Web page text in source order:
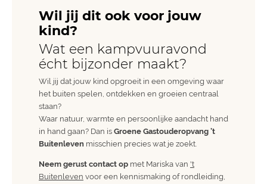
Wil jij dit ook voor jouw
kind?
Wat een kampvuuravond
écht bijzonder maakt?
Wil jij dat jouw kind opgroeit in een omgeving waar
het buiten spelen, ontdekken en groeien centraal
staan?
Waar natuur, warmte en persoonlijke aandacht hand
in hand gaan? Dan is Groene Gastouderopvang ’t
Buitenleven misschien precies wat je zoekt.
Neem gerust contact op met Mariska van 't
Buitenleven voor een kennismaking of rondleiding,